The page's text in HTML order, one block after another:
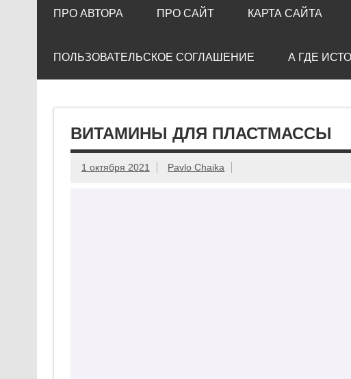
ПРО АВТОРА ПРО САЙТ КАРТА САЙТА
ПОЛЬЗОВАТЕЛЬСКОЕ СОГЛАШЕНИЕ А ГДЕ
ВИТАМИНЫ ДЛЯ ПЛАСТМАССЫ
1 октября 2021 Pavlo Chaika